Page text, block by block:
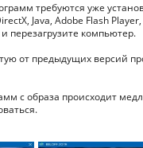
требуются уже
Java, Adobe Flash
перезагрузите компьютер.
от предыдущих версий
с образа происходит